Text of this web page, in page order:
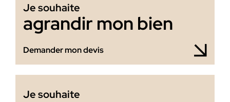
Je souhaite
agrandir mon bien
Demander mon devis
Je souhaite